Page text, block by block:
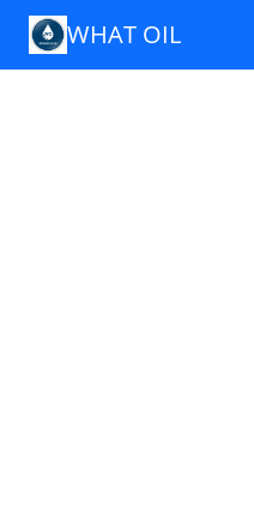
WHAT OIL